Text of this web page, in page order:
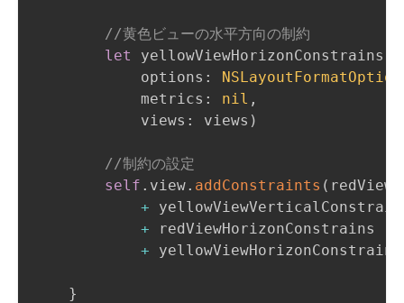
//黄色ビューの水平方向の制約
let
yellowViewHorizonConstrains
            options
:
            metrics
: nil ,
            views
: views )
//制約の設定
self . view. addConstraints (
+
+ redViewHorizonConstrains
+ yellowViewHorizonConstrains
}